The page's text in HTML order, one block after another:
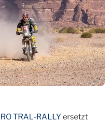
TRAL-RALLY ersetzt